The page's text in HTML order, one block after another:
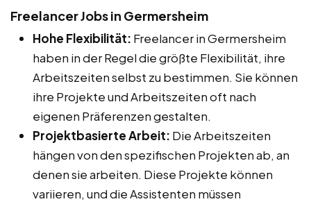
Freelancer Jobs in Germersheim
Hohe Flexibilität: Freelancer in Germersheim
haben in der Regel die größte Flexibilität, ihre
Arbeitszeiten selbst zu bestimmen. Sie können
ihre Projekte und Arbeitszeiten oft nach
eigenen Präferenzen gestalten.
Projektbasierte Arbeit: Die Arbeitszeiten
hängen von den spezifischen Projekten ab, an
denen sie arbeiten. Diese Projekte können
variieren, und die Assistenten müssen